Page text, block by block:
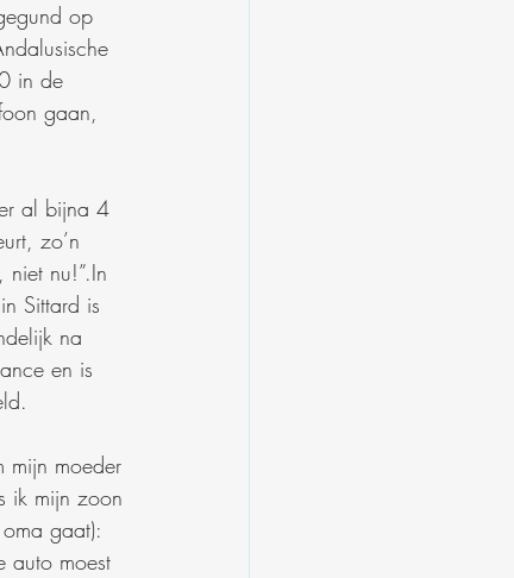
op
in de
gaan,
al bijna 4
zo’n
nu!”.In
Sittard is
na
en is
mijn moeder
ik mijn zoon
gaat):
auto moest